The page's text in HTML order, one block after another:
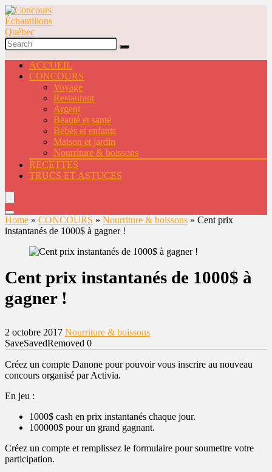
ACCUEIL
CONCOURS
Voyage
Restaurant
Argent
Beauté et santé
Bébés et enfants
Maison et jardin
Nourriture & boissons
RECETTES
TRUCS ET ASTUCES
Home » CONCOURS » Nourriture & boissons » Cent prix
instantanés de 1000$ à gagner !
Cent prix instantanés de 1000$ à
gagner !
2 octobre 2017 Nourriture & boissons
SaveSavedRemoved 0
Créez un compte Danone pour pouvoir vous inscrire au nouveau
concours organisé par Activia.
En jeu :
1000$ cash en prix instantanés chaque jour.
100000$ pour un grand gagnant.
Créez un compte et remplissez le formulaire pour soumettre votre
participation.